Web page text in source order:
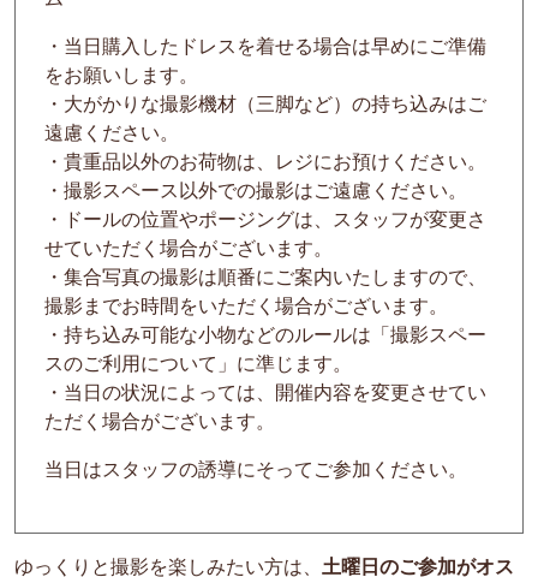
・当日購入したドレスを着せる場合は早めにご準備
をお願いします。
・大がかりな撮影機材（三脚など）の持ち込みはご
遠慮ください。
・貴重品以外のお荷物は、レジにお預けください。
・撮影スペース以外での撮影はご遠慮ください。
・ドールの位置やポージングは、スタッフが変更さ
せていただく場合がございます。
・集合写真の撮影は順番にご案内いたしますので、
撮影までお時間をいただく場合がございます。
・持ち込み可能な小物などのルールは「撮影スペー
スのご利用について」に準じます。
・当日の状況によっては、開催内容を変更させてい
ただく場合がございます。
当日はスタッフの誘導にそってご参加ください。
ゆっくりと撮影を楽しみたい方は、 土曜日のご参加がオス